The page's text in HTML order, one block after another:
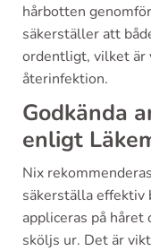
hårbotten
säkerställer att
ordentligt, vilket är
återinfektion.
Godkända
enligt
Nix
säkerställa effektiv
appliceras på håret
sköljs ur. Det är